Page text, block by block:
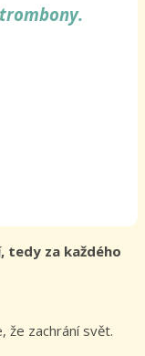
tedy za každého
že zachrání svět.